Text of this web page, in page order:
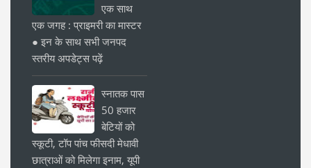
एक साथ
एक जगह : प्राइमरी का मास्टर
● इन के साथ सभी जनपद
स्तरीय अपडेट्स पढ़ें
स्नातक पास
50 हजार
बेटियों को
स्कूटी, टॉप पांच फीसदी मेधावी
छात्राओं को मिलेगा इनाम, यूपी